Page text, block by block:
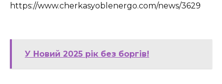
https://www.cherkasyoblenergo.com/news/3629
У Новий 2025 рік без боргів!